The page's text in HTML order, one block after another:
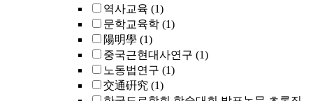
역사교육 (1)
문학교육학 (1)
陽明學 (1)
중국근현대사연구 (1)
노동법연구 (1)
交通硏究 (1)